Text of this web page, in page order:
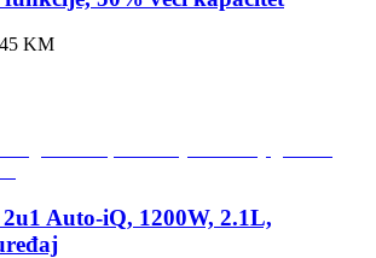
45 KM
Auto-iQ, 1200W, 2.1L,